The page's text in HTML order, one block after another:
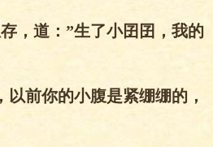
，道：”生了小囝囝，我的
前你的小腹是紧绷绷的，